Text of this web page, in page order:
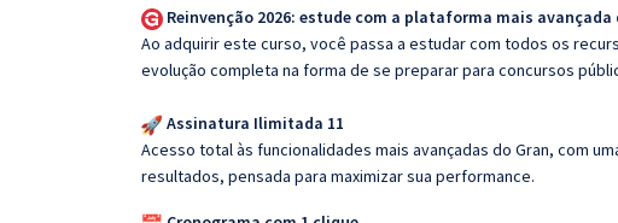
Reinvenção 2026: estude com a plataforma mais avançada
Ao adquirir este curso, você passa a estudar com todos os
evolução completa na forma de se preparar para concursos
Assinatura Ilimitada 11
Acesso total às funcionalidades mais avançadas do Gran, com
resultados, pensada para maximizar sua performance.